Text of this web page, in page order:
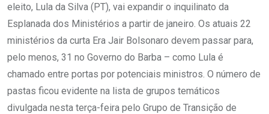
eleito, Lula da Silva (PT), vai expandir o inquilinato da
Esplanada dos Ministérios a partir de janeiro. Os atuais 22
ministérios da curta Era Jair Bolsonaro devem passar para,
pelo menos, 31 no Governo do Barba – como Lula é
chamado entre portas por potenciais ministros. O número de
pastas ficou evidente na lista de grupos temáticos
divulgada nesta terça-feira pelo Grupo de Transição de